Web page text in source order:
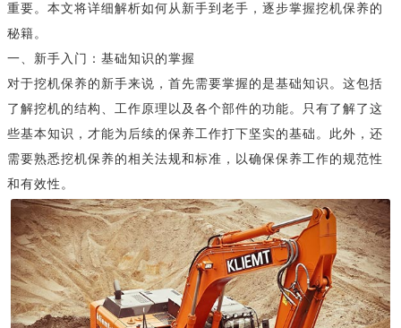
重要。本文将详细解析如何从新手到老手，逐步掌握挖机保养的
秘籍。
一、新手入门：基础知识的掌握
对于挖机保养的新手来说，首先需要掌握的是基础知识。这包括
了解挖机的结构、工作原理以及各个部件的功能。只有了解了这
些基本知识，才能为后续的保养工作打下坚实的基础。此外，还
需要熟悉挖机保养的相关法规和标准，以确保保养工作的规范性
和有效性。